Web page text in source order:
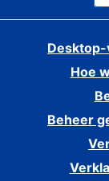
Hoe
Beheer